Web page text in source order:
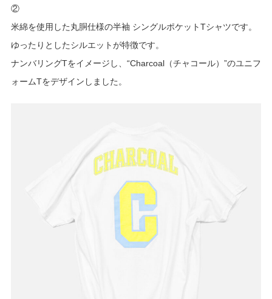
②
米綿を使用した丸胴仕様の半袖 シングルポケットTシャツです。
ゆったりとしたシルエットが特徴です。
ナンバリングTをイメージし、“Charcoal（チャコール）”のユニフ
ォームTをデザインしました。